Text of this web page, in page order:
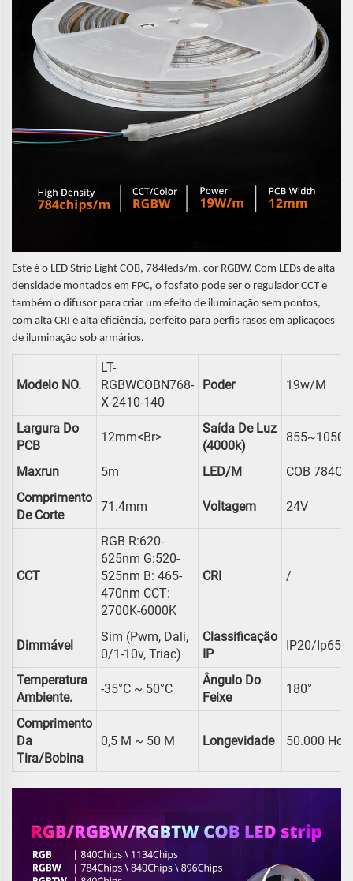
Este é o LED Strip Light COB, 784leds/m, cor RGBW. Com LEDs de alta
densidade montados em FPC, o fosfato pode ser o regulador CCT e
também o difusor para criar um efeito de iluminação sem pontos,
com alta CRI e alta eficiência, perfeito para perfis rasos em aplicações
de iluminação sob armários.
Modelo NO.
LT-
RGBWCOBN768-
X-2410-140
Poder 19w/m
Largura Do
PCB
12mm<br>
Saída De Luz
(4000k)
855~1050
Maxrun 5m LED/m
COB
Comprimento
De Corte
71.4mm Voltagem 24V
CCT
RGB R:620-
625nm G:520-
525nm B: 465-
470nm CCT:
2700K-6000K
CRI /
Dimmável
Sim (pwm, Dali,
0/1-10v, Triac)
Classificação
IP
IP20/ip65/
Temperatura
Ambiente.
-35°C ~ 50°C
Ângulo Do
Feixe
180°
Comprimento
Da
Tira/bobina
0,5 M ~ 50 M Longevidade 50.000